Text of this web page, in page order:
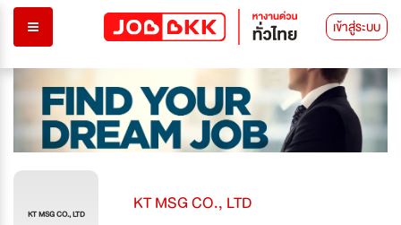
เข้าสู่ระบบ
KT MSG CO., LTD KT MSG CO., LTD